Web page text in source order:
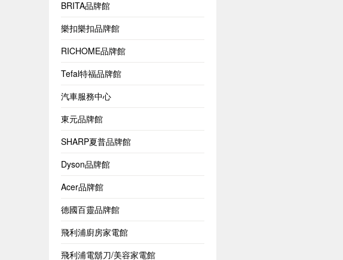
BRITA品牌館
樂扣樂扣品牌館
RICHOME品牌館
Tefal特福品牌館
汽車服務中心
東元品牌館
SHARP夏普品牌館
Dyson品牌館
Acer品牌館
德國百靈品牌館
飛利浦廚房家電館
飛利浦電鬍刀/美容家電館